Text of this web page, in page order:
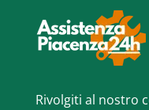
Rivolgiti al nostro